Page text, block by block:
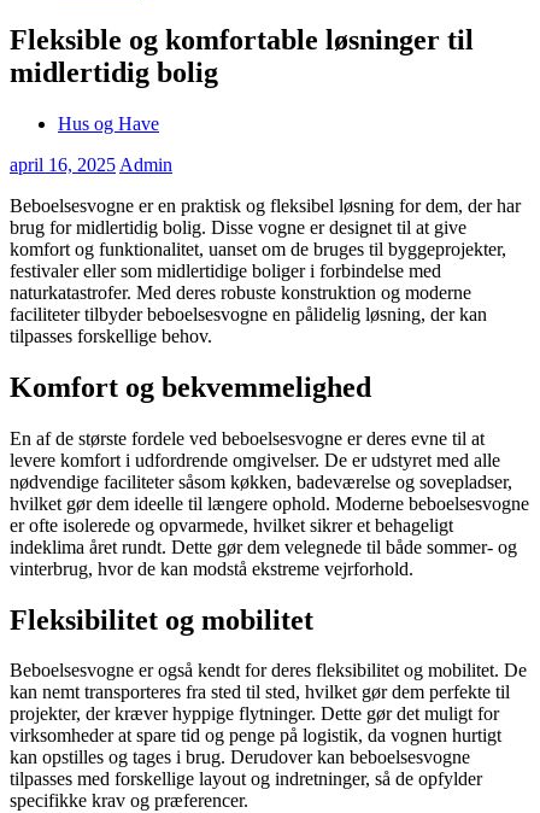
Fleksible og komfortable løsninger til
midlertidig bolig
Hus og Have
april 16, 2025 Admin
Beboelsesvogne er en praktisk og fleksibel løsning for dem, der har
brug for midlertidig bolig. Disse vogne er designet til at give
komfort og funktionalitet, uanset om de bruges til byggeprojekter,
festivaler eller som midlertidige boliger i forbindelse med
naturkatastrofer. Med deres robuste konstruktion og moderne
faciliteter tilbyder beboelsesvogne en pålidelig løsning, der kan
tilpasses forskellige behov.
Komfort og bekvemmelighed
En af de største fordele ved beboelsesvogne er deres evne til at
levere komfort i udfordrende omgivelser. De er udstyret med alle
nødvendige faciliteter såsom køkken, badeværelse og sovepladser,
hvilket gør dem ideelle til længere ophold. Moderne beboelsesvogne
er ofte isolerede og opvarmede, hvilket sikrer et behageligt
indeklima året rundt. Dette gør dem velegnede til både sommer- og
vinterbrug, hvor de kan modstå ekstreme vejrforhold.
Fleksibilitet og mobilitet
Beboelsesvogne er også kendt for deres fleksibilitet og mobilitet. De
kan nemt transporteres fra sted til sted, hvilket gør dem perfekte til
projekter, der kræver hyppige flytninger. Dette gør det muligt for
virksomheder at spare tid og penge på logistik, da vognen hurtigt
kan opstilles og tages i brug. Derudover kan beboelsesvogne
tilpasses med forskellige layout og indretninger, så de opfylder
specifikke krav og præferencer.